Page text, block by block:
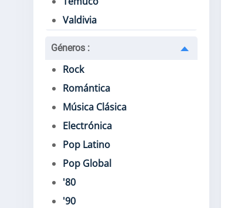
Valdivia
Géneros :
Rock
Romántica
Música Clásica
Electrónica
Pop Latino
Pop Global
'80
'90